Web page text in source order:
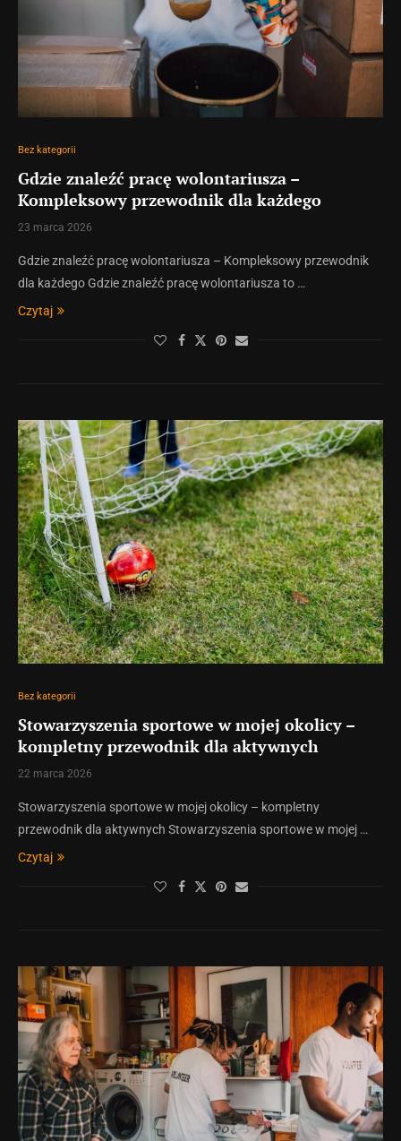
Bez kategorii
Gdzie znaleźć pracę wolontariusza –
Kompleksowy przewodnik dla każdego
23 marca 2026
Gdzie znaleźć pracę wolontariusza – Kompleksowy przewodnik
dla każdego Gdzie znaleźć pracę wolontariusza to …
Czytaj
Bez kategorii
Stowarzyszenia sportowe w mojej okolicy –
kompletny przewodnik dla aktywnych
22 marca 2026
Stowarzyszenia sportowe w mojej okolicy – kompletny
przewodnik dla aktywnych Stowarzyszenia sportowe w mojej …
Czytaj